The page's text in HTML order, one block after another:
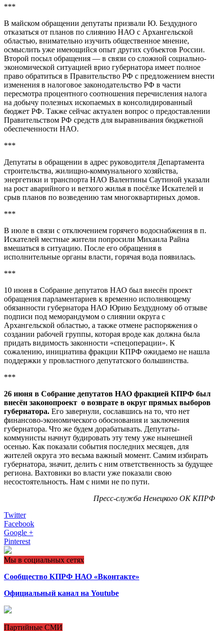
***
В майском обращении депутаты призвали Ю. Бездудного
отказаться от планов по слиянию НАО с Архангельской
областью, внимательно изучить общественное мнение,
осмыслить уже имеющийся опыт других субъектов России.
Второй посыл обращения — в связи со сложной социально-
экономической ситуацией врио губернатора имеет полное
право обратиться в Правительство РФ с предложением внести
изменения в налоговое законодательство РФ в части
пересмотра процентного соотношения перечисления налога
на добычу полезных ископаемых в консолидированный
бюджет РФ. Также сейчас актуален вопрос о предоставлении
Правительством РФ средств для выравнивания бюджетной
обеспеченности НАО.
***
Депутаты в обращении в адрес руководителя Департамента
строительства, жилищно-коммунального хозяйства,
энергетики и транспорта НАО Валентины Саутиной указали
на рост аварийного и ветхого жилья в посёлке Искателей и
срыв планов по возведению там многоквартирных домов.
***
В июле в связи с отключением горячего водоснабжения в п.
Искателей местные жители попросили Михаила Райна
вмешаться в ситуацию. После его обращения в
исполнительные органы власти, горячая вода появилась.
***
10 июня в Собрание депутатов НАО был внесён проект
обращения парламентариев к временно исполняющему
обязанности губернатора НАО Юрию Бездудному об отзыве
подписи под меморандумом о слиянии округа с
Архангельской областью, а также отмене распоряжения о
создании рабочей группы, которая вроде как должна была
придать видимость законности «спецоперации». К
сожалению, инициатива фракции КПРФ ожидаемо не нашла
поддержки у провластного депутатского большинства.
***
26 июня в Собрание депутатов НАО фракцией КПРФ был
внесён законопроект о возврате в округ прямых выборов
губернатора. Его завернули, сославшись на то, что нет
финансово-экономического обоснования и заключения
губернатора. Что же будем дорабатывать. Депутаты-
коммунисты начнут будировать эту тему уже нынешней
осенью. Как показали события последних месяцев, для
жителей округа это весьма важный момент. Самим избирать
губернатора, значит, делить с ним ответственность за будущее
региона. Вахтовики во власти уже показали свою
несостоятельность. Нам с ними не по пути.
Пресс-служба Ненецкого ОК КПРФ
Twitter
Facebook
Google +
Pinterest
Мы в социальных сетях
Сообщество КПРФ НАО «Вконтакте»
Официальный канал на Youtube
Партийные СМИ